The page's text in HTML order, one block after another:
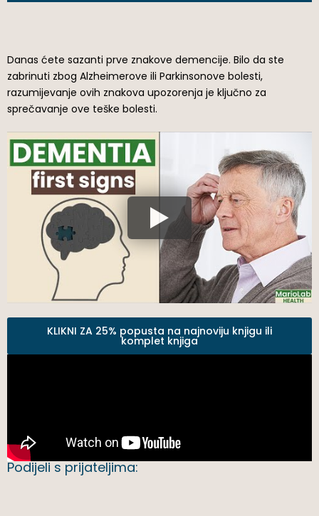
Danas ćete sazanti prve znakove demencije. Bilo da ste
zabrinuti zbog Alzheimerove ili Parkinsonove bolesti,
razumijevanje ovih znakova upozorenja je ključno za
sprečavanje ove teške bolesti.
KLIKNI ZA 25% popusta na najnoviju knjigu ili
komplet knjiga
Podijeli s prijateljima: